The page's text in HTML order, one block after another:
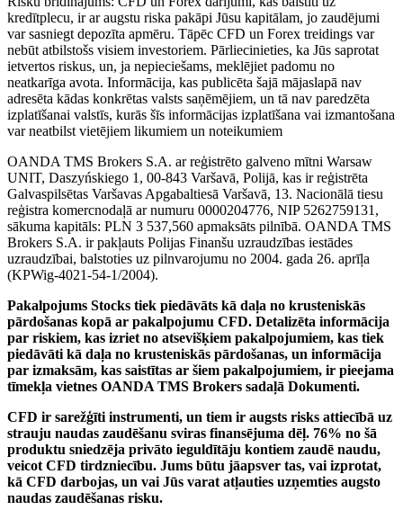
kredītplecu, ir ar augstu riska pakāpi Jūsu kapitālam, jo zaudējumi
var sasniegt depozīta apmēru. Tāpēc CFD un Forex treidings var
nebūt atbilstošs visiem investoriem. Pārliecinieties, ka Jūs saprotat
ietvertos riskus, un, ja nepieciešams, meklējiet padomu no
neatkarīga avota. Informācija, kas publicēta šajā mājaslapā nav
adresēta kādas konkrētas valsts saņēmējiem, un tā nav paredzēta
izplatīšanai valstīs, kurās šīs informācijas izplatīšana vai izmantošana
var neatbilst vietējiem likumiem un noteikumiem
OANDA TMS Brokers S.A. ar reģistrēto galveno mītni Warsaw
UNIT, Daszyńskiego 1, 00-843 Varšavā, Polijā, kas ir reģistrēta
Galvaspilsētas Varšavas Apgabaltiesā Varšavā, 13. Nacionālā tiesu
reģistra komercnodaļā ar numuru 0000204776, NIP 5262759131,
sākuma kapitāls: PLN 3 537,560 apmaksāts pilnībā. OANDA TMS
Brokers S.A. ir pakļauts Polijas Finanšu uzraudzības iestādes
uzraudzībai, balstoties uz pilnvarojumu no 2004. gada 26. aprīļa
(KPWig-4021-54-1/2004).
Pakalpojums Stocks tiek piedāvāts kā daļa no krusteniskās
pārdošanas kopā ar pakalpojumu CFD. Detalizēta informācija
par riskiem, kas izriet no atsevišķiem pakalpojumiem, kas tiek
piedāvāti kā daļa no krusteniskās pārdošanas, un informācija
par izmaksām, kas saistītas ar šiem pakalpojumiem, ir pieejama
tīmekļa vietnes OANDA TMS Brokers sadaļā Dokumenti.
CFD ir sarežģīti instrumenti, un tiem ir augsts risks attiecībā uz
strauju naudas zaudēšanu sviras finansējuma dēļ. 76% no šā
produktu sniedzēja privāto ieguldītāju kontiem zaudē naudu,
veicot CFD tirdzniecību. Jums būtu jāapsver tas, vai izprotat,
kā CFD darbojas, un vai Jūs varat atļauties uzņemties augsto
naudas zaudēšanas risku.